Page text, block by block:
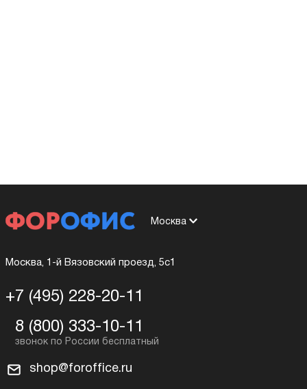
Москва
Москва, 1-й Вязовский проезд, 5с1
+7 (495) 228-20-11
8 (800) 333-10-11
shop@foroffice.ru